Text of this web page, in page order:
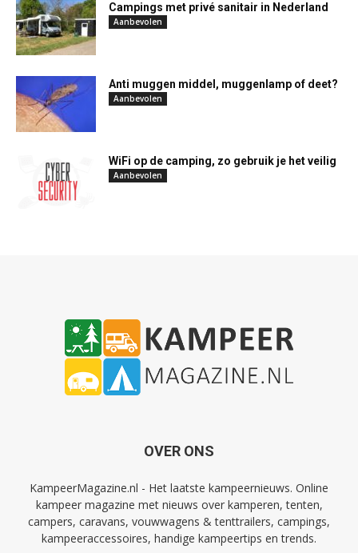
Campings met privé sanitair in Nederland
Aanbevolen
Anti muggen middel, muggenlamp of deet?
Aanbevolen
WiFi op de camping, zo gebruik je het veilig
Aanbevolen
OVER ONS
KampeerMagazine.nl - Het laatste kampeernieuws. Online
kampeer magazine met nieuws over kamperen, tenten,
campers, caravans, vouwwagens & tenttrailers, campings,
kampeeraccessoires, handige kampeertips en trends.